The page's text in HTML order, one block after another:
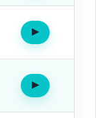
▶Oír
▶Oír